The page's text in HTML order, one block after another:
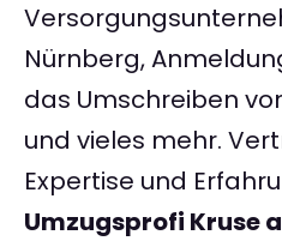
Nürnberg,
das Umschreiben
und vieles mehr.
Expertise und
Umzugsprofi Kruse